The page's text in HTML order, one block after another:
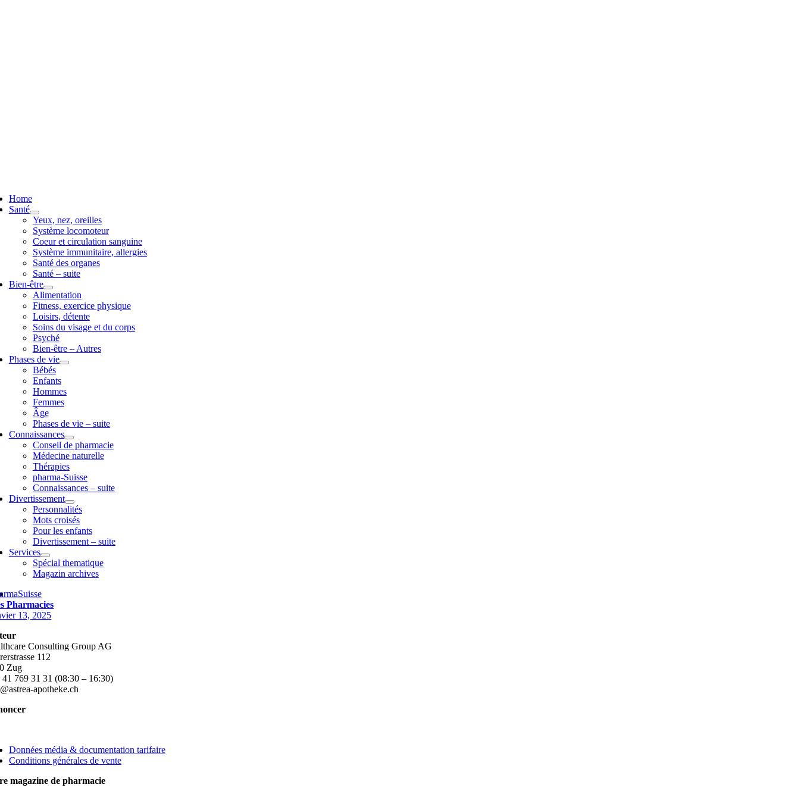
Home
Santé
Yeux, nez, oreilles
Système locomoteur
Coeur et circulation sanguine
Système immunitaire, allergies
Santé des organes
Santé – suite
Bien-être
Alimentation
Fitness, exercice physique
Loisirs, détente
Soins du visage et du corps
Psyché
Bien-être – Autres
Phases de vie
Bébés
Enfants
Hommes
Femmes
Âge
Phases de vie – suite
Connaissances
Conseil de pharmacie
Médecine naturelle
Thérapies
pharma-Suisse
Connaissances – suite
Divertissement
Personnalités
Mots croisés
Pour les enfants
Divertissement – suite
Services
Spécial thematique
Magazin archives
Pharmacies
13, 2025
Consulting Group AG
112
Zug
41 769 31 31 (08:30 – 16:30)
apotheke.ch
Données média & documentation tarifaire
Conditions générales de vente
magazine de pharmacie